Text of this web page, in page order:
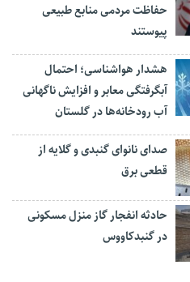
حفاظت مردمی منابع طبیعی
پیوستند
هشدار هواشناسی؛ احتمال
آبگرفتگی معابر و افزایش ناگهانی
آب رودخانه‌ها در گلستان
صدای نانوای گنبدی و گلایه از
قطعی برق
حادثه انفجار گاز منزل مسکونی
در گنبدکاووس